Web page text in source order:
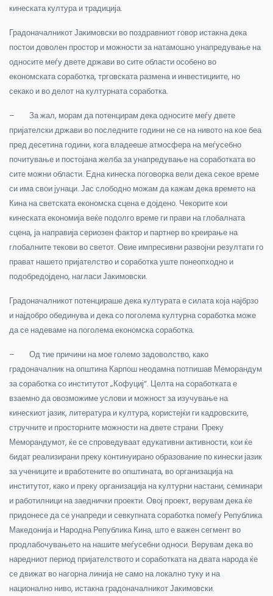
кинеската култура и традиција.
Градоначалникот Јакимовски во поздравниот говор истакна дека
постои доволен простор и можности за натамошно унапредување на
односите меѓу двете држави во сите области особено во
економската соработка, трговската размена и инвестициите, но
секако и во делот на културната соработка.
– За жал, морам да потенцирам дека односите меѓу двете
пријателски држави во последните години не се на нивото на кое беа
пред десетина години, кога владееше атмосфера на меѓусебно
почитување и постојана желба за унапредување на соработката во
сите можни области. Една кинеска поговорка вели дека секое време
си има свои јунаци. Јас слободно можам да кажам дека времето на
Кина на светската економска сцена е дојдено. Чекорите кои
кинеската економија веќе подолго време ги прави на глобалната
сцена, ја направија сериозен фактор и партнер во креирање на
глобалните текови во светот. Овие импресивни развојни резултати го
прават нашето пријателство и соработка уште понеопходно и
подобредојдено, нагласи Јакимовски.
Градоначалникот потенцираше дека културата е силата која најбрзо
и најдобро обединува и дека со поголема културна соработка може
да се надеваме на поголема економска соработка.
– Од тие причини на мое големо задоволство, како
градоначалник на општина Карпош неодамна потпишав Меморандум
за соработка со институтот „Кофуциј“. Целта на соработката е
взаемно да овозможиме услови и можност за изучување на
кинескиот јазик, литература и култура, користејќи ги кадровските,
стручните и просторните можности на двете страни. Преку
Меморандумот, ќе се спроведуваат едукативни активности, кои ќе
бидат реализирани преку континуирано образование по кинески јазик
за учениците и вработените во општината, во организација на
институтот, како и преку организација на културни настани, семинари
и работилници на заеднички проекти. Овој проект, верувам дека ќе
придонесе да се унапреди и севкупната соработка помеѓу Република
Македонија и Народна Република Кина, што е важен сегмент во
продлабочувањето на нашите меѓусебни односи. Верувам дека во
наредниот период пријателството и соработката на двата народа ќе
се движат во нагорна линија не само на локално туку и на
национално ниво, истакна градоначалникот Јакимовски.